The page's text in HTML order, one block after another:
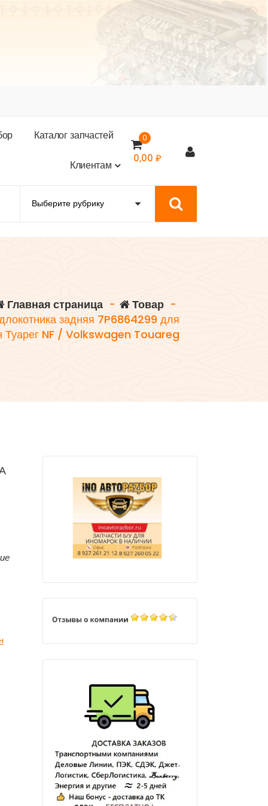
ор Каталогзапчастей
Клиентам
0
0,00 ₽
Главная страница - Товар -
задняя 7P6864299 для
Туарег NF / Volkswagen Touareg